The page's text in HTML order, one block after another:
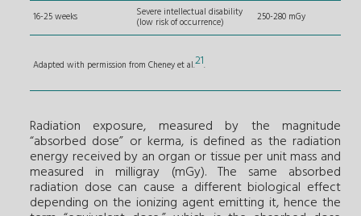
16-25 weeks
Severe intellectual disability
(low risk of occurrence) 250-280 mGy
Adapted with permission from Cheney et al.21.
Radiation exposure, measured by the magnitude
“absorbed dose” or kerma, is defined as the radiation
energy received by an organ or tissue per unit mass and
measured in milligray (mGy). The same absorbed
radiation dose can cause a different biological effect
depending on the ionizing agent emitting it, hence the